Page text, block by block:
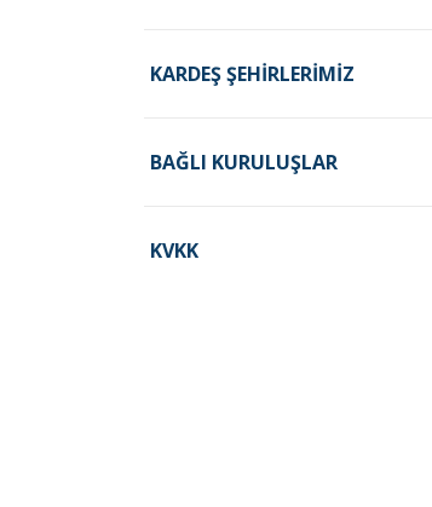
KARDEŞ ŞEHIRLERIMIZ
BAĞLI KURULUŞLAR
KVKK